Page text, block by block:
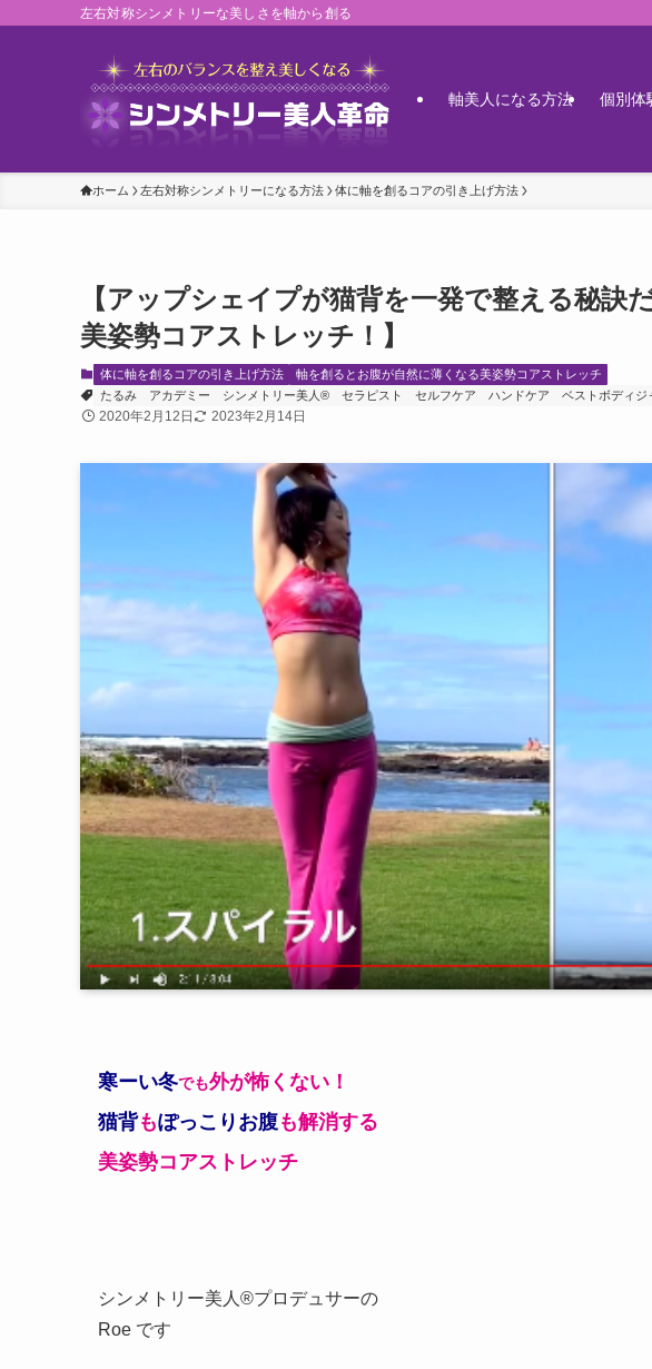
左右対称シンメトリーな美しさを軸から創る
軸美人になる方法 個別体
ホーム 左右対称シンメトリーになる方法 体に軸を創るコアの引き上げ方法
【アップシェイプが猫背を一発で整える秘訣
美姿勢コアストレッチ！】
体に軸を創るコアの引き上げ方法
軸を創るとお腹が自然に薄くなる美姿勢コアストレッチ
たるみ
アカデミー シンメトリー美人® セラピスト セルフケア ハンドケア ベストボディジ
2020年2月12日 2023年2月14日
寒ーい冬でも外が怖くない！
猫背もぽっこりお腹も解消する
美姿勢コアストレッチ
シンメトリー美人®プロデュサーの
Roe です